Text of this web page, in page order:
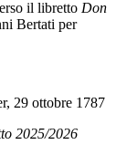
il libretto Don
Bertati per
29 ottobre 1787
2025/2026